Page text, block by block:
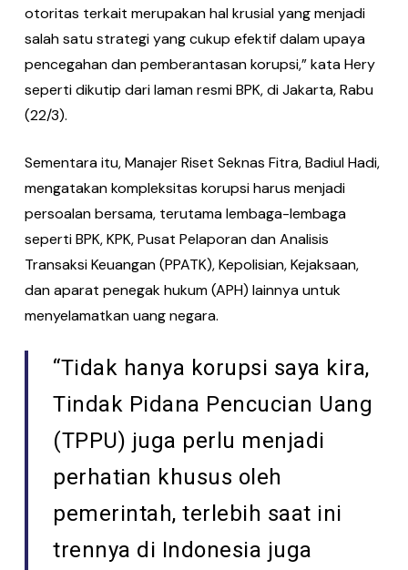
otoritas terkait merupakan hal krusial yang menjadi
salah satu strategi yang cukup efektif dalam upaya
pencegahan dan pemberantasan korupsi,” kata Hery
seperti dikutip dari laman resmi BPK, di Jakarta, Rabu
(22/3).
Sementara itu, Manajer Riset Seknas Fitra, Badiul Hadi,
mengatakan kompleksitas korupsi harus menjadi
persoalan bersama, terutama lembaga-lembaga
seperti BPK, KPK, Pusat Pelaporan dan Analisis
Transaksi Keuangan (PPATK), Kepolisian, Kejaksaan,
dan aparat penegak hukum (APH) lainnya untuk
menyelamatkan uang negara.
“Tidak hanya korupsi saya kira,
Tindak Pidana Pencucian Uang
(TPPU) juga perlu menjadi
perhatian khusus oleh
pemerintah, terlebih saat ini
trennya di Indonesia juga